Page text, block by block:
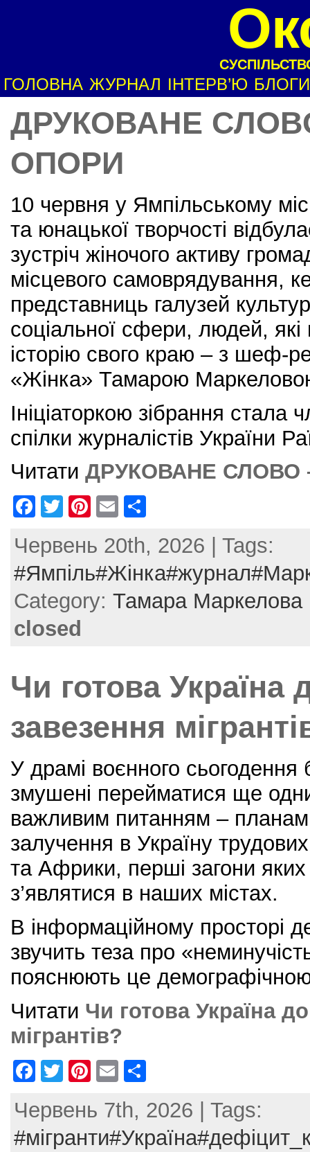
ГОЛОВНА ЖУРНАЛ ІНТЕРВ’Ю БЛОГИ
ДРУКОВАНЕ
ОПОРИ
10 червня у Ямпільському
та юнацької творчості
зустріч жіночого активу
місцевого самоврядування,
представниць галузей
соціальної сфери, людей,
історію свого краю – з шеф-
«Жінка» Тамарою
Ініціаторкою зібрання стала
спілки журналістів України
Читати ДРУКОВАНЕ СЛОВО
F
c
e
b
o
o
T
itt
er
Pi
er
e
st
E
ai
l
ar
e
Червень 20th, 2026 | Tags:
Category: Тамара Маркелова
closed
Чи готова Україна
завезення
У драмі воєнного сьогодення
змушені перейматися ще
важливим питанням –
залучення в Україну трудових
та Африки, перші загони
з’являтися в наших містах.
В інформаційному просторі
звучить теза про
пояснюють це
Читати Чи готова Україна
мігрантів?
F
c
e
T
itt
er
Pi
er
e
E
ai
l
ar
e
Червень 7th, 2026 | Tags: